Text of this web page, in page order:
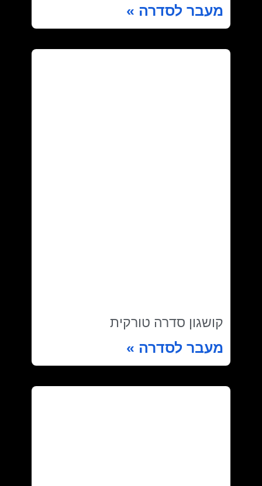
מעבר לסדרה »
קושגון סדרה טורקית
מעבר לסדרה »